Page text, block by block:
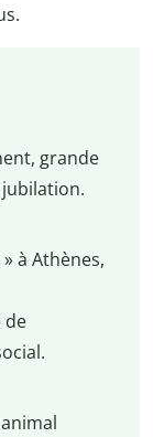
grande
jubilation.
à Athènes,
de